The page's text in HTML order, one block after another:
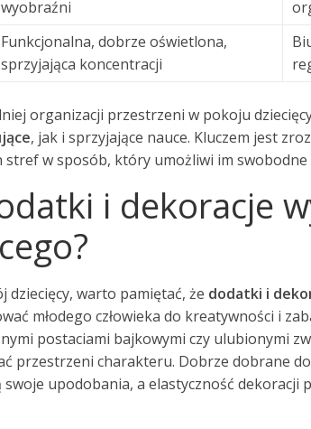
wyobraźni
Funkcjonalna, dobrze oświetlona,
sprzyjająca koncentracji
organizacji przestrzeni w pokoju
, jak i sprzyjające nauce. Kluczem jest
stref w sposób, który umożliwi im
i dekoracje
dziecięcy, warto pamiętać, że dodatki i
młodego człowieka do kreatywności i
postaciami bajkowymi czy ulubionymi
przestrzeni charakteru. Dobrze dobrane
upodobania, a elastyczność dekoracji